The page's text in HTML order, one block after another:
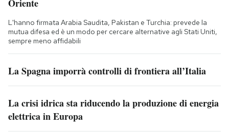
Oriente
L'hanno firmata Arabia Saudita, Pakistan e Turchia: prevede la
mutua difesa ed è un modo per cercare alternative agli Stati Uniti,
sempre meno affidabili
La Spagna imporrà controlli di frontiera all’Italia
La crisi idrica sta riducendo la produzione di energia
elettrica in Europa